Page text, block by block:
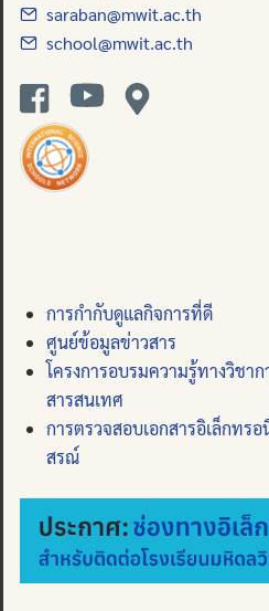
saraban@mwit.ac.th
school@mwit.ac.th
การกำกับดูแลกิจการที่ดี
ศูนย์ข้อมูลข่าวสาร
โครงการอบรมความรู้ทางวิชาก
สารสนเทศ
การตรวจสอบเอกสารอิเล็กทร
สรณ์